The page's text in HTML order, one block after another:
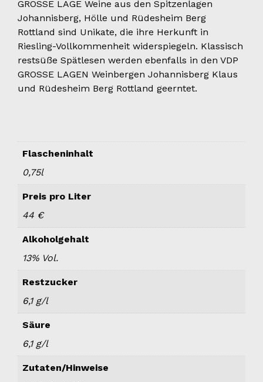
GROSSE LAGE Weine aus den Spitzenlagen
Johannisberg, Hölle und Rüdesheim Berg
Rottland sind Unikate, die ihre Herkunft in
Riesling-Vollkommenheit widerspiegeln. Klassisch
restsüße Spätlesen werden ebenfalls in den VDP
GROSSE LAGEN Weinbergen Johannisberg Klaus
und Rüdesheim Berg Rottland geerntet.
Flascheninhalt
0,75l
Preis pro Liter
44 €
Alkoholgehalt
13% Vol.
Restzucker
6,1 g/l
Säure
6,1 g/l
Zutaten/Hinweise